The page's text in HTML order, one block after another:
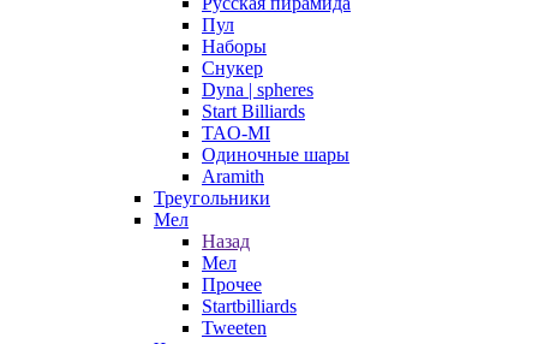
Пул
Наборы
Снукер
Dyna | spheres
Start Billiards
TAO-MI
Одиночные шары
Aramith
Треугольники
Мел
Назад
Мел
Прочее
Startbilliards
Tweeten